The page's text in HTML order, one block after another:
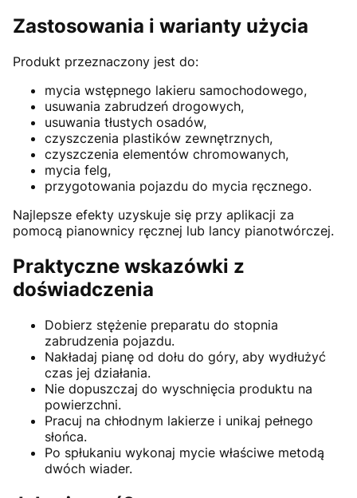
Zastosowania i warianty użycia
Produkt przeznaczony jest do:
mycia wstępnego lakieru samochodowego,
usuwania zabrudzeń drogowych,
usuwania tłustych osadów,
czyszczenia plastików zewnętrznych,
czyszczenia elementów chromowanych,
mycia felg,
przygotowania pojazdu do mycia ręcznego.
Najlepsze efekty uzyskuje się przy aplikacji za
pomocą pianownicy ręcznej lub lancy pianotwórczej.
Praktyczne wskazówki z
doświadczenia
Dobierz stężenie preparatu do stopnia
zabrudzenia pojazdu.
Nakładaj pianę od dołu do góry, aby wydłużyć
czas jej działania.
Nie dopuszczaj do wyschnięcia produktu na
powierzchni.
Pracuj na chłodnym lakierze i unikaj pełnego
słońca.
Po spłukaniu wykonaj mycie właściwe metodą
dwóch wiader.